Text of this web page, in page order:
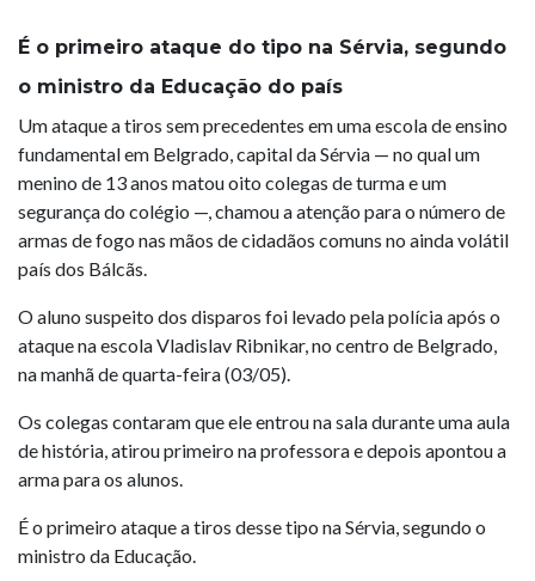
É o primeiro ataque do tipo na Sérvia, segundo
o ministro da Educação do país
Um ataque a tiros sem precedentes em uma escola de ensino
fundamental em Belgrado, capital da Sérvia — no qual um
menino de 13 anos matou oito colegas de turma e um
segurança do colégio —, chamou a atenção para o número de
armas de fogo nas mãos de cidadãos comuns no ainda volátil
país dos Bálcãs.
O aluno suspeito dos disparos foi levado pela polícia após o
ataque na escola Vladislav Ribnikar, no centro de Belgrado,
na manhã de quarta-feira (03/05).
Os colegas contaram que ele entrou na sala durante uma aula
de história, atirou primeiro na professora e depois apontou a
arma para os alunos.
É o primeiro ataque a tiros desse tipo na Sérvia, segundo o
ministro da Educação.